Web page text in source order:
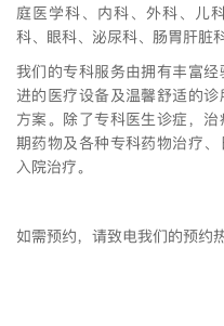
庭医学科、内科、外科、儿
科、眼科、泌尿科、肠胃肝脏
我们的专科服务由拥有丰富
进的医疗设备及温馨舒适的
方案。除了专科医生诊症，
期药物及各种专科药物治疗
入院治疗。
如需预约，请致电我们的预约